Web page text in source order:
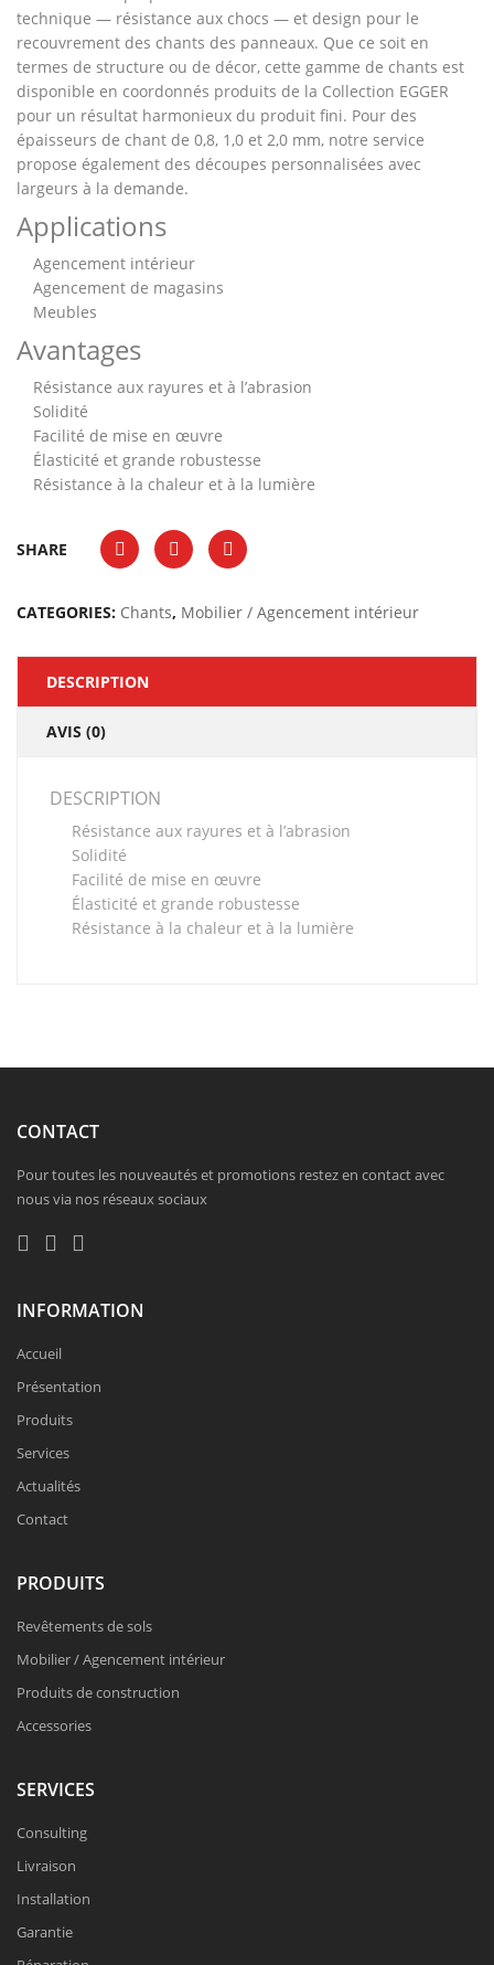
technique — résistance aux chocs — et design pour le
recouvrement des chants des panneaux. Que ce soit en
termes de structure ou de décor, cette gamme de chants est
disponible en coordonnés produits de la Collection EGGER
pour un résultat harmonieux du produit fini. Pour des
épaisseurs de chant de 0,8, 1,0 et 2,0 mm, notre service
propose également des découpes personnalisées avec
largeurs à la demande.
Applications
Agencement intérieur
Agencement de magasins
Meubles
Avantages
Résistance aux rayures et à l’abrasion
Solidité
Facilité de mise en œuvre
Élasticité et grande robustesse
Résistance à la chaleur et à la lumière
SHARE
CATEGORIES: Chants, Mobilier / Agencement intérieur
DESCRIPTION
AVIS (0)
DESCRIPTION
Résistance aux rayures et à l’abrasion
Solidité
Facilité de mise en œuvre
Élasticité et grande robustesse
Résistance à la chaleur et à la lumière
CONTACT
Pour toutes les nouveautés et promotions restez en contact avec
nous via nos réseaux sociaux
INFORMATION
Accueil
Présentation
Produits
Services
Actualités
Contact
PRODUITS
Revêtements de sols
Mobilier / Agencement intérieur
Produits de construction
Accessories
SERVICES
Consulting
Livraison
Installation
Garantie